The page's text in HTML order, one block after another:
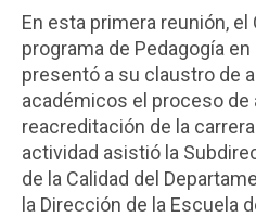
En esta primera reunión,
programa de Pedagogía
presentó a su claustro de
académicos el proceso de
reacreditación de la
actividad asistió la
de la Calidad del
la Dirección de la Escuela